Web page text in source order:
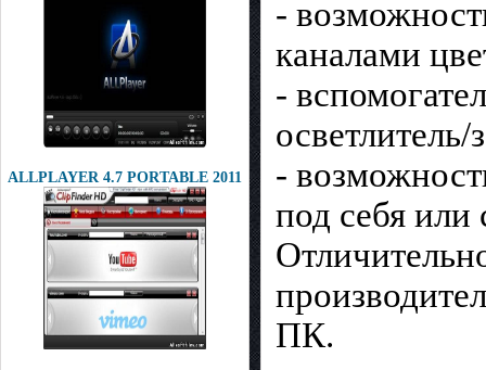
ALLPLAYER 4.7 PORTABLE 2011
-
каналами
-
-
под себя или
ПК.